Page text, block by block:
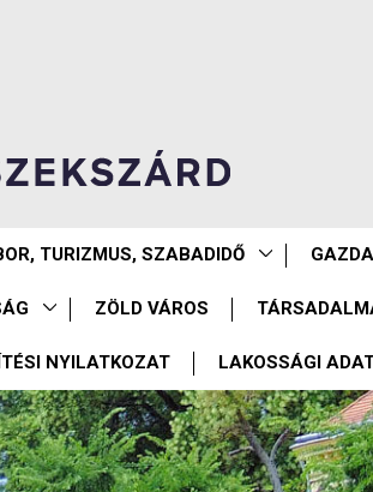
TURIZMUS, SZABADIDŐ
ZÖLD VÁROS
NYILATKOZAT LAKOSSÁGI